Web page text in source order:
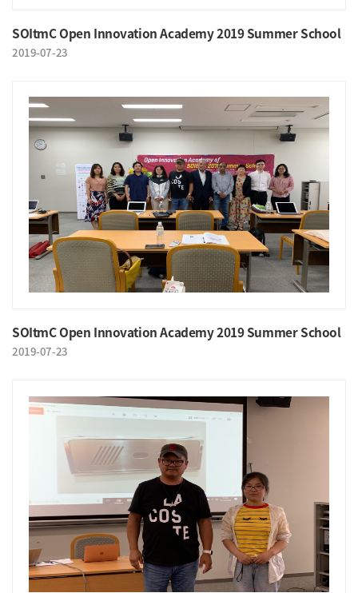
SOItmC Open Innovation Academy 2019 Summer School
2019-07-23
SOItmC Open Innovation Academy 2019 Summer School
2019-07-23